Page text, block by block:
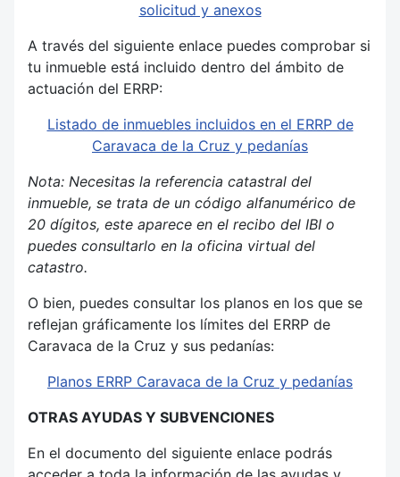
solicitud y anexos
A través del siguiente enlace puedes comprobar si
tu inmueble está incluido dentro del ámbito de
actuación del ERRP:
Listado de inmuebles incluidos en el ERRP de
Caravaca de la Cruz y pedanías
Nota: Necesitas la referencia catastral del
inmueble, se trata de un código alfanumérico de
20 dígitos, este aparece en el recibo del IBI o
puedes consultarlo en la oficina virtual del
catastro.
O bien, puedes consultar los planos en los que se
reflejan gráficamente los límites del ERRP de
Caravaca de la Cruz y sus pedanías:
Planos ERRP Caravaca de la Cruz y pedanías
OTRAS AYUDAS Y SUBVENCIONES
En el documento del siguiente enlace podrás